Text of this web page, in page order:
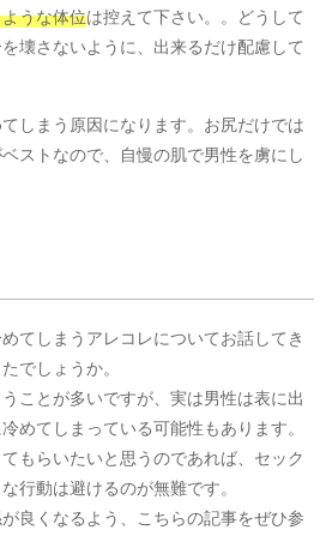
うな体位は控えて下さい。。どうして
壊さないように、出来るだけ配慮して
しまう原因になります。お尻だけでは
ストなので、自慢の肌で男性を虜にし
てしまうアレコレについてお話してき
でしょうか。
ことが多いですが、実は男性は表に出
めてしまっている可能性もあります。
もらいたいと思うのであれば、セック
行動は避けるのが無難です。
良くなるよう、こちらの記事をぜひ参